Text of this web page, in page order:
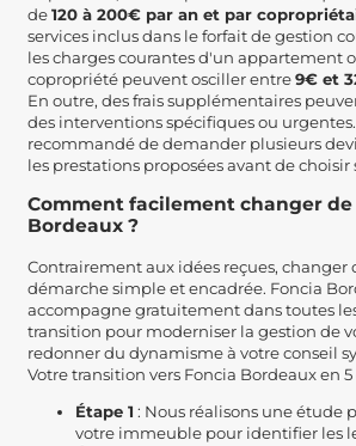
de120 à 200€ par an et par
services inclus dans le forfait de gestion
les charges courantes d'un appartement
copropriété peuvent osciller entre9€ et
En outre, des frais supplémentaires
des interventions spécifiques ou
recommandé de demander plusieurs
les prestations proposées avant de choisir
Comment facilement changer de
Bordeaux ?
Contrairement aux idées reçues, changer
démarche simple et encadrée. Foncia
accompagne gratuitement dans toutes
transition pour moderniser la gestion de
redonner du dynamisme à votre conseil
Votre transition vers Foncia Bordeaux en
Étape 1 : Nous réalisons une étude
votre immeuble pour identifier les